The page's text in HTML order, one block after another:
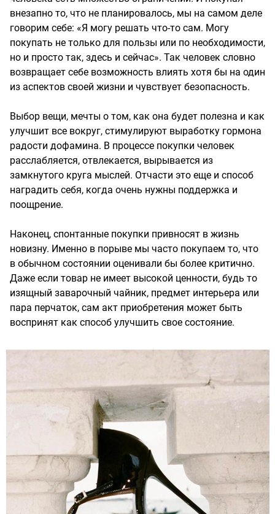
внезапно то, что не планировалось, мы на самом деле
говорим себе: «Я могу решать что-то сам. Могу
покупать не только для пользы или по необходимости,
но и просто так, здесь и сейчас». Так человек словно
возвращает себе возможность влиять хотя бы на один
из аспектов своей жизни и чувствует безопасность.
Выбор вещи, мечты о том, как она будет полезна и как
улучшит все вокруг, стимулируют выработку гормона
радости дофамина. В процессе покупки человек
расслабляется, отвлекается, вырывается из
замкнутого круга мыслей. Отчасти это еще и способ
наградить себя, когда очень нужны поддержка и
поощрение.
Наконец, спонтанные покупки привносят в жизнь
новизну. Именно в порыве мы часто покупаем то, что
в обычном состоянии оценивали бы более критично.
Даже если товар не имеет высокой ценности, будь то
изящный заварочный чайник, предмет интерьера или
пара перчаток, сам акт приобретения может быть
воспринят как способ улучшить свое состояние.